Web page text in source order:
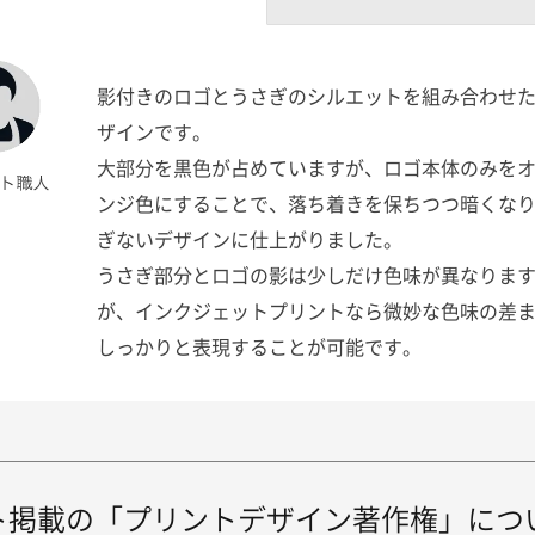
影付きのロゴとうさぎのシルエットを組み合わせ
ザインです。
大部分を黒色が占めていますが、ロゴ本体のみを
ンジ色にすることで、落ち着きを保ちつつ暗くな
ぎないデザインに仕上がりました。
うさぎ部分とロゴの影は少しだけ色味が異なります
が、インクジェットプリントなら微妙な色味の差
しっかりと表現することが可能です。
掲載の「プリントデザイン著作権」につ